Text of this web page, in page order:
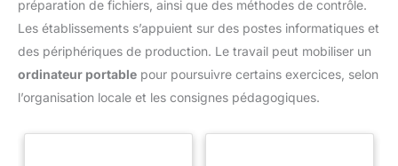
préparation de fichiers, ainsi que des méthodes de contrôle.
Les établissements s’appuient sur des postes informatiques et
des périphériques de production. Le travail peut mobiliser un
ordinateur portable pour poursuivre certains exercices, selon
l’organisation locale et les consignes pédagogiques.